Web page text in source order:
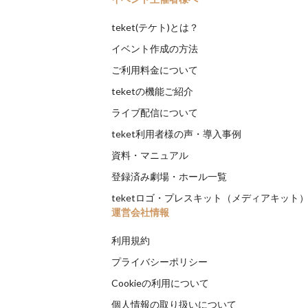
teket(テケト)とは？
イベント作成の方法
ご利用料金について
teketの機能ご紹介
ライブ配信について
teket利用者様の声・導入事例
資料・マニュアル
登録済み劇場・ホール一覧
teketロゴ・プレスキット（メディアキット）
運営会社情報
利用規約
プライバシーポリシー
Cookieの利用について
個人情報の取り扱いについて